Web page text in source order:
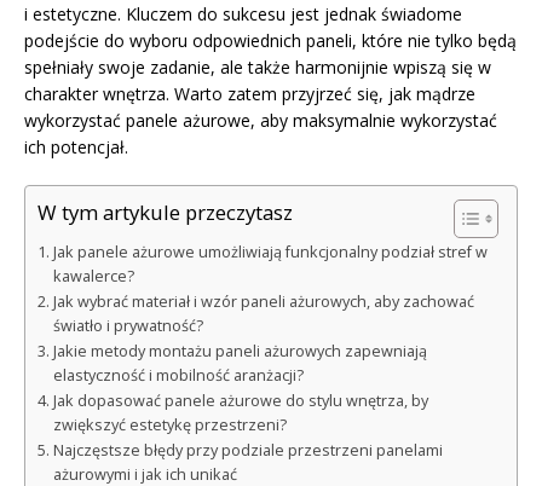
i estetyczne. Kluczem do sukcesu jest jednak świadome
podejście do wyboru odpowiednich paneli, które nie tylko będą
spełniały swoje zadanie, ale także harmonijnie wpiszą się w
charakter wnętrza. Warto zatem przyjrzeć się, jak mądrze
wykorzystać panele ażurowe, aby maksymalnie wykorzystać
ich potencjał.
W tym artykule przeczytasz
Jak panele ażurowe umożliwiają funkcjonalny podział stref w
kawalerce?
Jak wybrać materiał i wzór paneli ażurowych, aby zachować
światło i prywatność?
Jakie metody montażu paneli ażurowych zapewniają
elastyczność i mobilność aranżacji?
Jak dopasować panele ażurowe do stylu wnętrza, by
zwiększyć estetykę przestrzeni?
Najczęstsze błędy przy podziale przestrzeni panelami
ażurowymi i jak ich unikać